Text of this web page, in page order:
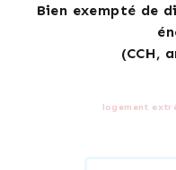
logement